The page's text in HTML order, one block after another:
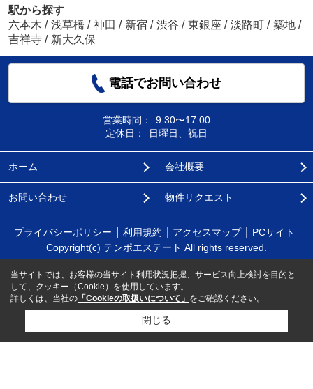
駅から探す
六本木 / 浅草橋 / 神田 / 新宿 / 渋谷 / 東銀座 / 淡路町 / 築地 /
吉祥寺 / 新大久保
電話でお問い合わせ
営業時間：
9:30〜17:00
定休日：
日曜日、祝日
ホーム 会社概要
お問い合わせ 物件リクエスト
プライバシーポリシー 利用規約 アクセスマップ
PCサイト
Copyright(c) テンポエステート All rights reserved.
当サイトでは、お客様の当サイト利用状況把握、サービス向上検討を目的と
して、クッキー（Cookie）を使用しています。
詳しくは、当社の 「Cookieの取扱いについて」 をご確認ください。
閉じる